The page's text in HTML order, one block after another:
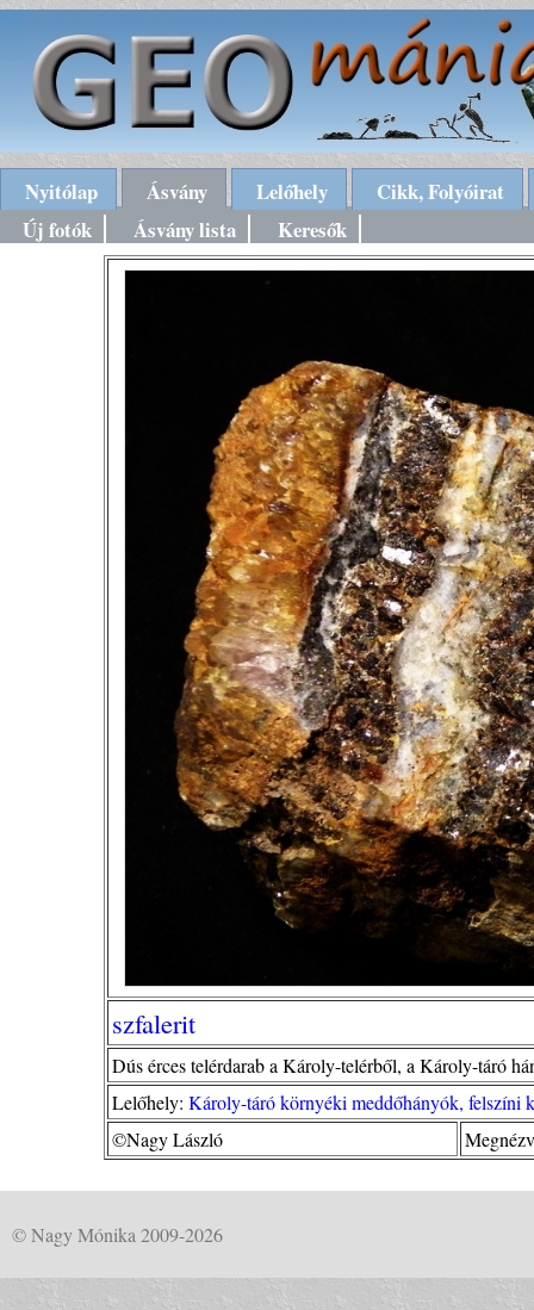
Nyitólap Ásvány Lelőhely
Cikk, Folyóirat
Új fotók
Ásvány lista Keresők
szfalerit
Dús érces telérdarab a Károly-telérből, a Károly-táró
Lelőhely: Károly-táró környéki meddőhányók, felszíni
©Nagy László
© Nagy Mónika 2009-2026